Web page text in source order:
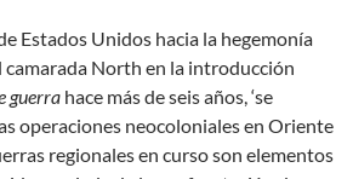
Estados Unidos hacia la hegemonía
camarada North en la introducción
guerra hace más de seis años, ‘se
operaciones neocoloniales en Oriente
regionales en curso son elementos